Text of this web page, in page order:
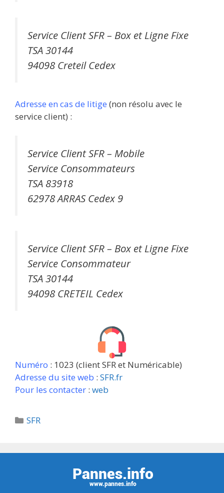
Service Client SFR – Box et Ligne Fixe
TSA 30144
94098 Creteil Cedex
Adresse en cas de litige (non résolu avec le
service client) :
Service Client SFR – Mobile
Service Consommateurs
TSA 83918
62978 ARRAS Cedex 9
Service Client SFR – Box et Ligne Fixe
Service Consommateur
TSA 30144
94098 CRETEIL Cedex
Numéro : 1023 (client SFR et Numéricable)
Adresse du site web : SFR.fr
Pour les contacter : web
Catégories
SFR